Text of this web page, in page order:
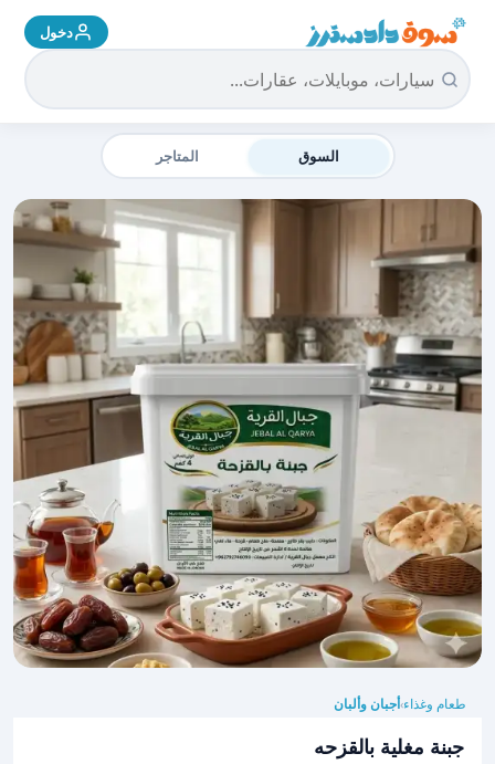
سوق دادسترز الرئيسية دخول
السوق المتاجر
طعام وغذاء›أجبان وألبان
جبنة مغلية بالقزحه